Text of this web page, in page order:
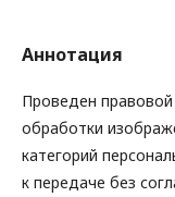
Аннотация
Проведен
обработки
категорий
к передаче без